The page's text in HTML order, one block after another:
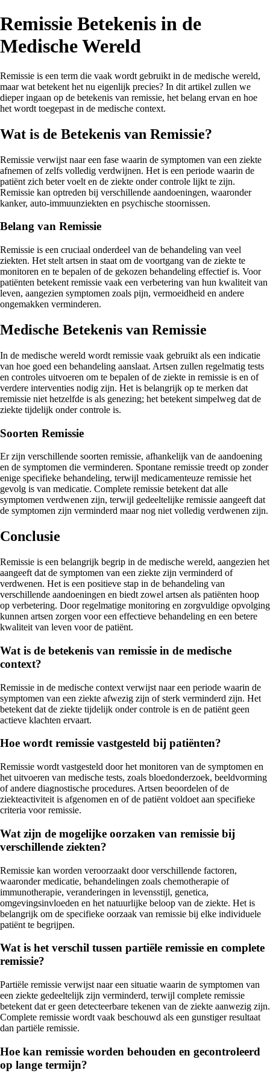
Remissie Betekenis in de
Medische Wereld
Remissie is een term die vaak wordt gebruikt in de medische wereld,
maar wat betekent het nu eigenlijk precies? In dit artikel zullen we
dieper ingaan op de betekenis van remissie, het belang ervan en hoe
het wordt toegepast in de medische context.
Wat is de Betekenis van Remissie?
Remissie verwijst naar een fase waarin de symptomen van een ziekte
afnemen of zelfs volledig verdwijnen. Het is een periode waarin de
patiënt zich beter voelt en de ziekte onder controle lijkt te zijn.
Remissie kan optreden bij verschillende aandoeningen, waaronder
kanker, auto-immuunziekten en psychische stoornissen.
Belang van Remissie
Remissie is een cruciaal onderdeel van de behandeling van veel
ziekten. Het stelt artsen in staat om de voortgang van de ziekte te
monitoren en te bepalen of de gekozen behandeling effectief is. Voor
patiënten betekent remissie vaak een verbetering van hun kwaliteit van
leven, aangezien symptomen zoals pijn, vermoeidheid en andere
ongemakken verminderen.
Medische Betekenis van Remissie
In de medische wereld wordt remissie vaak gebruikt als een indicatie
van hoe goed een behandeling aanslaat. Artsen zullen regelmatig tests
en controles uitvoeren om te bepalen of de ziekte in remissie is en of
verdere interventies nodig zijn. Het is belangrijk op te merken dat
remissie niet hetzelfde is als genezing; het betekent simpelweg dat de
ziekte tijdelijk onder controle is.
Soorten Remissie
Er zijn verschillende soorten remissie, afhankelijk van de aandoening
en de symptomen die verminderen. Spontane remissie treedt op zonder
enige specifieke behandeling, terwijl medicamenteuze remissie het
gevolg is van medicatie. Complete remissie betekent dat alle
symptomen verdwenen zijn, terwijl gedeeltelijke remissie aangeeft dat
de symptomen zijn verminderd maar nog niet volledig verdwenen zijn.
Conclusie
Remissie is een belangrijk begrip in de medische wereld, aangezien het
aangeeft dat de symptomen van een ziekte zijn verminderd of
verdwenen. Het is een positieve stap in de behandeling van
verschillende aandoeningen en biedt zowel artsen als patiënten hoop
op verbetering. Door regelmatige monitoring en zorgvuldige opvolging
kunnen artsen zorgen voor een effectieve behandeling en een betere
kwaliteit van leven voor de patiënt.
Wat is de betekenis van remissie in de medische
context?
Remissie in de medische context verwijst naar een periode waarin de
symptomen van een ziekte afwezig zijn of sterk verminderd zijn. Het
betekent dat de ziekte tijdelijk onder controle is en de patiënt geen
actieve klachten ervaart.
Hoe wordt remissie vastgesteld bij patiënten?
Remissie wordt vastgesteld door het monitoren van de symptomen en
het uitvoeren van medische tests, zoals bloedonderzoek, beeldvorming
of andere diagnostische procedures. Artsen beoordelen of de
ziekteactiviteit is afgenomen en of de patiënt voldoet aan specifieke
criteria voor remissie.
Wat zijn de mogelijke oorzaken van remissie bij
verschillende ziekten?
Remissie kan worden veroorzaakt door verschillende factoren,
waaronder medicatie, behandelingen zoals chemotherapie of
immunotherapie, veranderingen in levensstijl, genetica,
omgevingsinvloeden en het natuurlijke beloop van de ziekte. Het is
belangrijk om de specifieke oorzaak van remissie bij elke individuele
patiënt te begrijpen.
Wat is het verschil tussen partiële remissie en complete
remissie?
Partiële remissie verwijst naar een situatie waarin de symptomen van
een ziekte gedeeltelijk zijn verminderd, terwijl complete remissie
betekent dat er geen detecteerbare tekenen van de ziekte aanwezig zijn.
Complete remissie wordt vaak beschouwd als een gunstiger resultaat
dan partiële remissie.
Hoe kan remissie worden behouden en gecontroleerd
op lange termijn?